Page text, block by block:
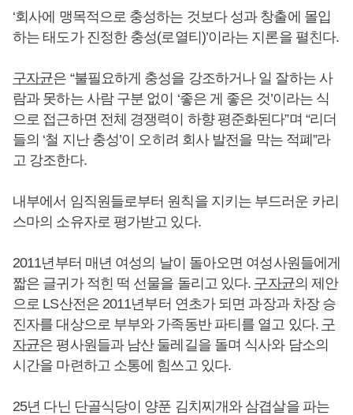
‘회사에 맹목적으로 충성하는 것보다 성과 창출에 몰입
하는 태도가 진정한 충성(로열티)’이라는 지론을 펼친다.
구자균은 “불필요하게 충성을 강조하거나 일 잘하는 사
람과 못하는 사람 구분 없이 ‘좋은 게 좋은 것’이라는 식
으로 접근하면 전체 경쟁력이 하향 평준화된다”며 “리더
들의 ‘철 지난 충성’이 오히려 회사 발전을 막는 적폐”라
고 강조한다.
내부에서 임직원들로부터 원칙을 지키는 부드러운 카리
스마의 소유자로 평가받고 있다.
2011년부터 매년 여성의 날이 돌아오면 여성사원들에게
짧은 글귀가 적힌 떡 선물을 돌리고 있다. 구자균의 제안
으로 LS산전은 2011년부터 연초가 되면 과장과 차장 승
진자를 대상으로 부부와 가족동반 파티를 열고 있다. 구
자균은 평사원들과 남산 둘레길을 돌며 식사와 담소의
시간을 마련하고 소통에 힘쓰고 있다.
25년 다닌 단골식당이 양푼 김치찌개와 삼겹살을 파는